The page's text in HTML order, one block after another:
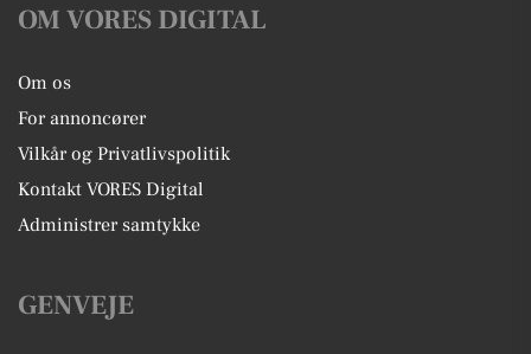
OM VORES DIGITAL
Om os
For annoncører
Vilkår og Privatlivspolitik
Kontakt VORES Digital
Administrer samtykke
GENVEJE